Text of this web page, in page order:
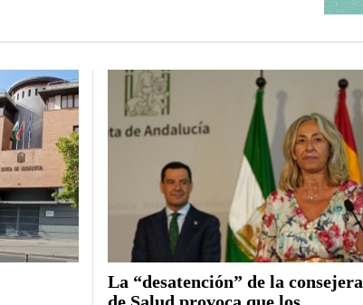
La “desatención” de la consejera
de Salud provoca que los